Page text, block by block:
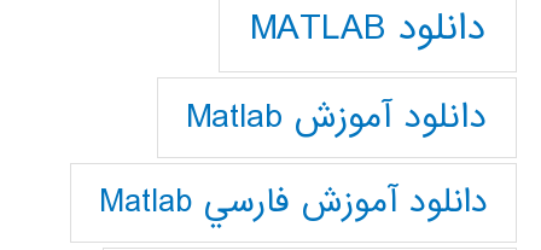
دانلود MATLAB
دانلود آموزش Matlab
دانلود آموزش فارسي Matlab